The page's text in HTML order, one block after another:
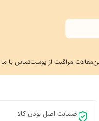
مقالات مراقبت از پوستتماس با ما
ضمانت اصل بودن کالا